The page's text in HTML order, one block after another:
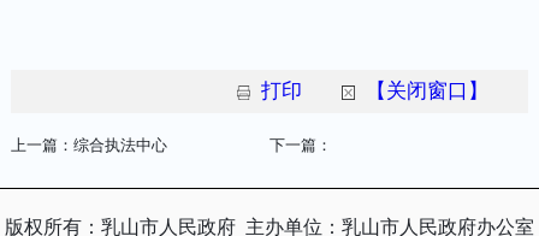
打印 【关闭窗口】
上一篇： 综合执法中心 下一篇：
版权所有：乳山市人民政府 主办单位：乳山市人民政府办公室